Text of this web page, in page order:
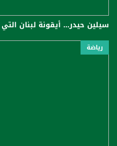
سيلين حيدر... أيقونة لبنان
رياضة